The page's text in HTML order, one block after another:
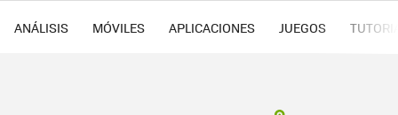
ANÁLISIS MÓVILES APLICACIONES JUEGOS